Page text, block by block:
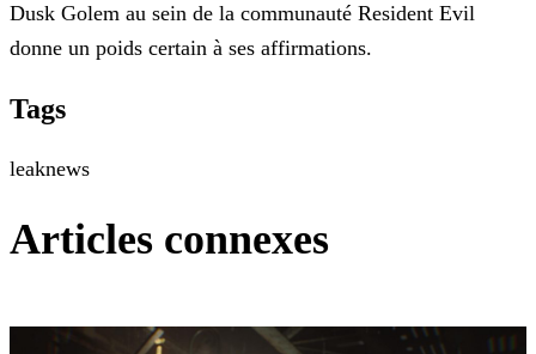
Dusk Golem au sein de la communauté Resident Evil
donne un poids certain à ses affirmations.
Tags
leaknews
Articles connexes